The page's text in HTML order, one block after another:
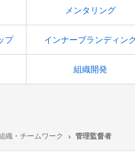
メンタリング
プ インナーブランディン
組織開発
織・チームワーク 管理監督者